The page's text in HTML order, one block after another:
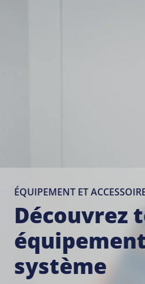
ÉQUIPEMENT ET
Découvrez
système